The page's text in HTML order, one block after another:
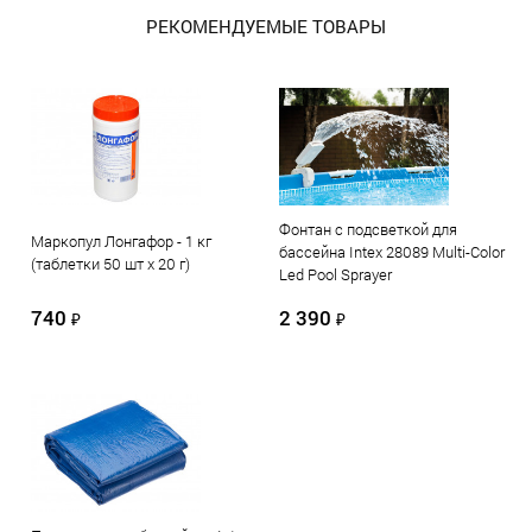
РЕКОМЕНДУЕМЫЕ ТОВАРЫ
Маркопул Лонгафор - 1 кг
(таблетки 50 шт х 20 г)
740 ₽
Фонтан с подсветкой для
бассейна Intex 28089 Multi-Color
Led Pool Sprayer
2 390 ₽